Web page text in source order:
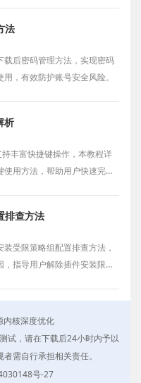
法
载后密码管理方法，实现密码
，有效防护账号安全风险。
析
丰富快捷键操作，本教程详
使用方法，帮助用户快速完成
排查方法
受限策略组配置排查方法，
，指导用户解除插件安装限
核深度优化
试，请在下载后24小时内予以
需自行承担相关责任。
号-27